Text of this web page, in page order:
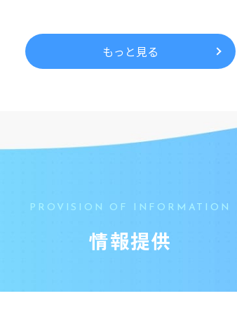
もっと見る
PROVISION OF INFORMATION
情報提供